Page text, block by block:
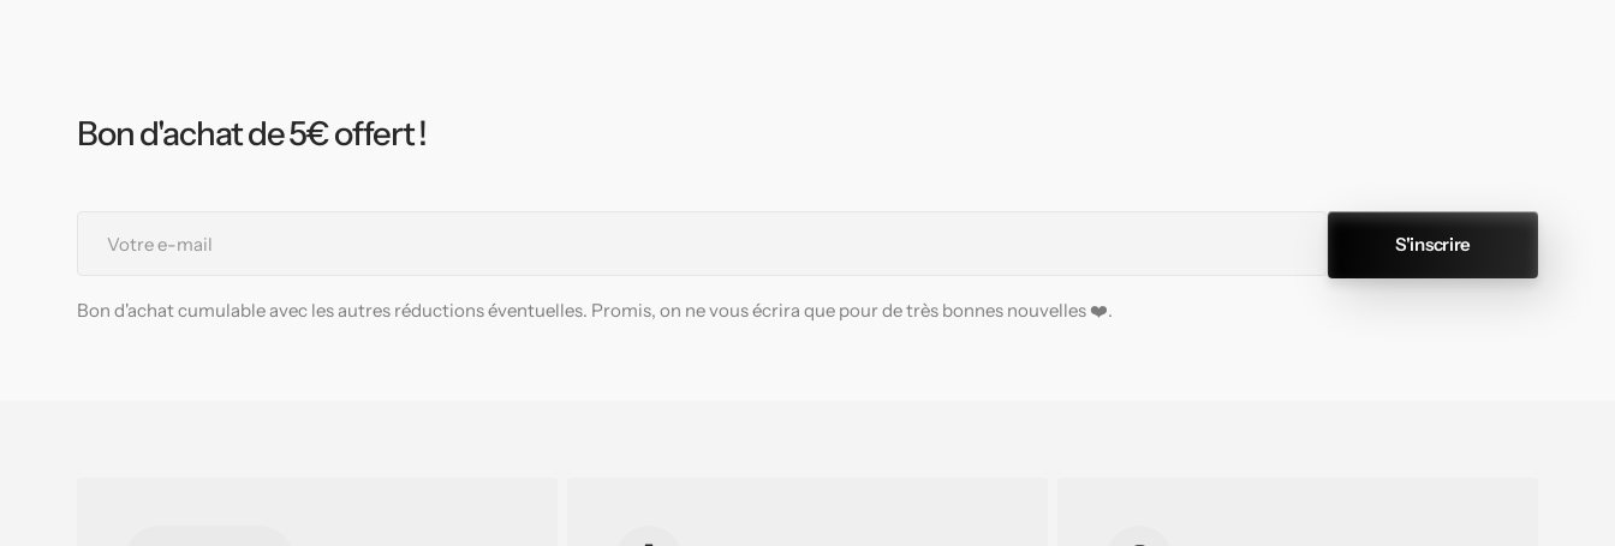
Bon d'achat de 5€ offert !
S'inscrire
Bon d'achat cumulable avec les autres réductions éventuelles. Promis, on ne vous écrira que pour de très bonnes nouvelles ❤️.